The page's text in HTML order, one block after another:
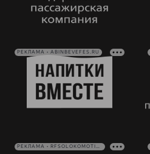
РЕКЛАМА • ABINBEVEFES.RU
РЕКЛАМА • RFSOLOKOMOTIV.RU